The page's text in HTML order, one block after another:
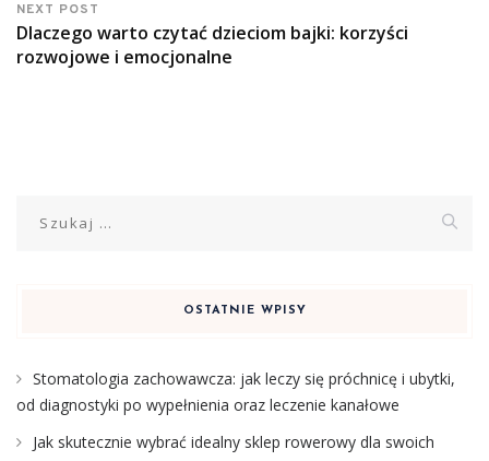
NEXT POST
Dlaczego warto czytać dzieciom bajki: korzyści
rozwojowe i emocjonalne
OSTATNIE WPISY
Stomatologia zachowawcza: jak leczy się próchnicę i ubytki,
od diagnostyki po wypełnienia oraz leczenie kanałowe
Jak skutecznie wybrać idealny sklep rowerowy dla swoich